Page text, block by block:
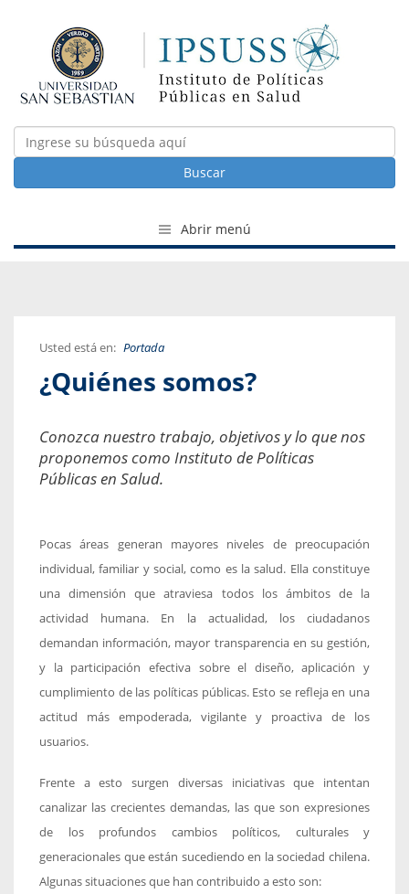
Buscar
Abrir menú
Usted está en: Portada
¿Quiénes somos?
Conozca nuestro trabajo, objetivos y lo que nos
proponemos como Instituto de Políticas
Públicas en Salud.
Pocas áreas generan mayores niveles de preocupación
individual, familiar y social, como es la salud. Ella constituye
una dimensión que atraviesa todos los ámbitos de la
actividad humana. En la actualidad, los ciudadanos
demandan información, mayor transparencia en su gestión,
y la participación efectiva sobre el diseño, aplicación y
cumplimiento de las políticas públicas. Esto se refleja en una
actitud más empoderada, vigilante y proactiva de los
usuarios.
Frente a esto surgen diversas iniciativas que intentan
canalizar las crecientes demandas, las que son expresiones
de los profundos cambios políticos, culturales y
generacionales que están sucediendo en la sociedad chilena.
Algunas situaciones que han contribuido a esto son: